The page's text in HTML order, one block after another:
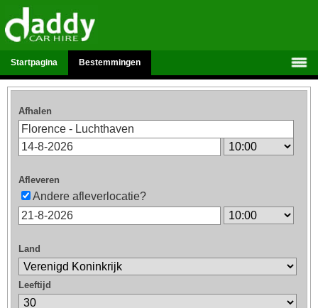
Startpagina Bestemmingen
Afhalen
Afleveren
Andere afleverlocatie?
Land
Leeftijd